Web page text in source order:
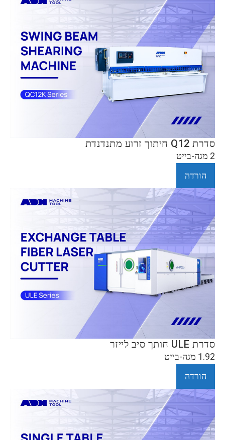
סדרת Q12 חיתוך זרוע מתנדנדת
2 מגה-בייט
הורדה
סדרת ULE חותך סיב לייזר
1.92 מגה-בייט
הורדה